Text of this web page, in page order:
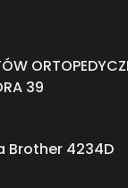
39
Brother 4234D